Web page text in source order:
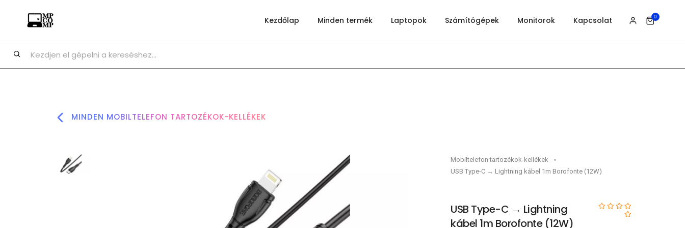
Kezdőlap Minden termék Laptopok Számítógépek Monitorok Kapcsolat 0
MINDEN MOBILTELEFON TARTOZÉKOK-KELLÉKEK
Mobiltelefon tartozékok-kellékek
USB Type-C → Lightning kábel 1m Borofonte (12W)
USB Type-C → Lightning
kábel 1m Borofonte (12W)